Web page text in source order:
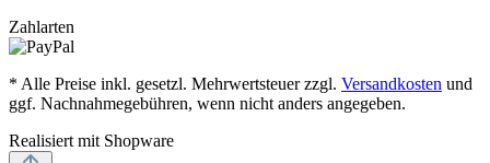
Zahlarten
* Alle Preise inkl. gesetzl. Mehrwertsteuer zzgl. Versandkosten und
ggf. Nachnahmegebühren, wenn nicht anders angegeben.
Realisiert mit Shopware